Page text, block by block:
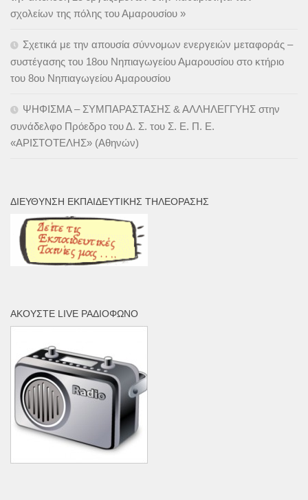
σχολείων της πόλης του Αμαρουσίου »
Σχετικά με την απουσία σύννομων ενεργειών μεταφοράς –
συστέγασης του 18ου Νηπιαγωγείου Αμαρουσίου στο κτήριο
του 8ου Νηπιαγωγείου Αμαρουσίου
ΨΗΦΙΣΜΑ – ΣΥΜΠΑΡΑΣΤΑΣΗΣ & ΑΛΛΗΛΕΓΓΥΗΣ στην
συνάδελφο Πρόεδρο του Δ. Σ. του Σ. Ε. Π. Ε.
«ΑΡΙΣΤΟΤΕΛΗΣ» (Αθηνών)
ΔΙΕΎΘΥΝΣΗ ΕΚΠΑΙΔΕΥΤΙΚΉΣ ΤΗΛΕΌΡΑΣΗΣ
ΑΚΟΎΣΤΕ LIVE ΡΑΔΙΌΦΩΝΟ